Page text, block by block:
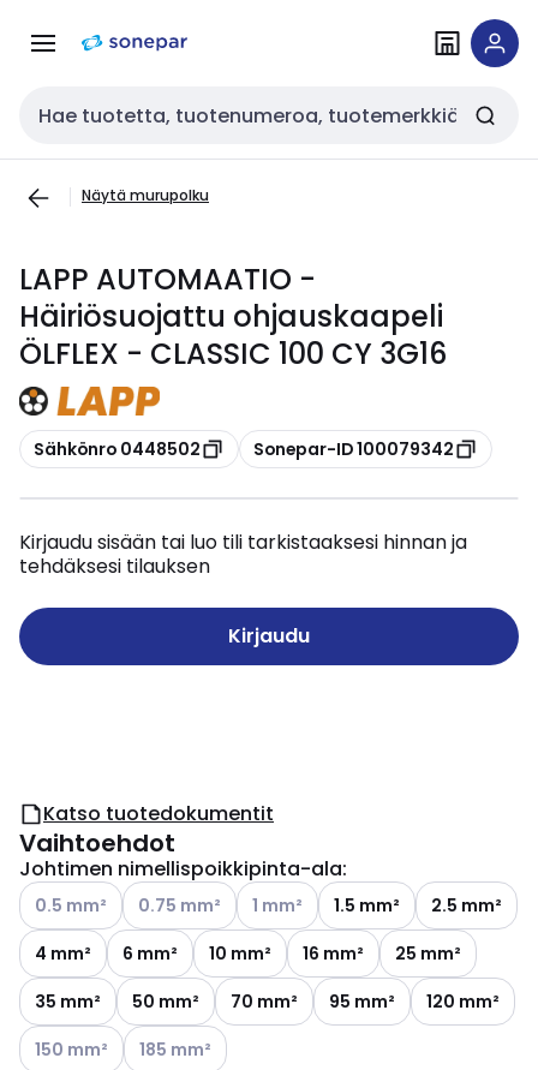
navigointiinsisältöön
Haku
Näytä murupolku
LAPP AUTOMAATIO -
Häiriösuojattu ohjauskaapeli
ÖLFLEX - CLASSIC 100 CY 3G16
Kopioi
Sähkönro 0448502 Kopioi
Sonepar-ID 100079342
Kirjaudu sisään tai luo tili tarkistaaksesi hinnan ja
tehdäksesi tilauksen
Kirjaudu
Katso tuotedokumentit
Vaihtoehdot
Johtimen nimellispoikkipinta-ala:
Katso käytettävissä olevat vaihtoehdot
0.5 mm² Katso käytettävissä olevat vaihtoehdot
0.75 mm² Katso käytettävissä olevat
1 mm² 1.5 mm²
2.5 mm²
4 mm²
6 mm² 10 mm² 16 mm²
25 mm²
35 mm²
50 mm² 70 mm² 95 mm²
120 mm²
Katso käytettävissä olevat vaihtoehdot
150 mm² Katso käytettävissä olevat vaihtoehdot
185 mm²